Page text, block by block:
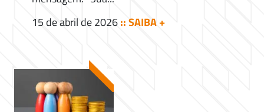
15 de abril de 2026:: SAIBA +